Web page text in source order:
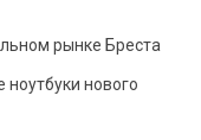
рынке Бреста
нового